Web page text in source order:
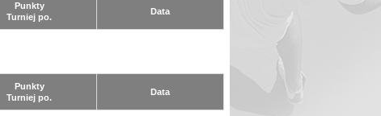
Punkty
Turniej po.
Data
Punkty
Turniej po.
Data